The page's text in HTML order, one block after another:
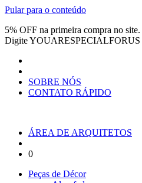
Pular para o conteúdo
5% OFF na primeira compra no site.
DigiteYOUARESPECIALFORUS
SOBRE NÓS
CONTATO RÁPIDO
ÁREA DE ARQUITETOS
0
Peças de Décor